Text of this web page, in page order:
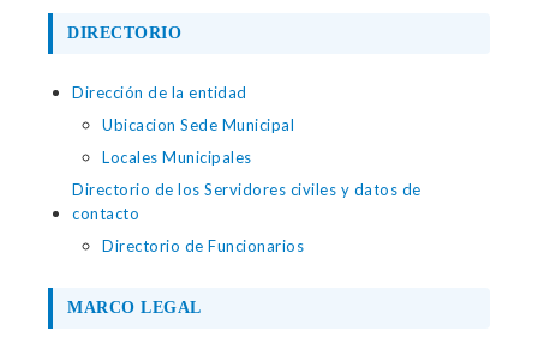
DIRECTORIO
Dirección de la entidad
Ubicacion Sede Municipal
Locales Municipales
Directorio de los Servidores civiles y datos de
contacto
Directorio de Funcionarios
MARCO LEGAL